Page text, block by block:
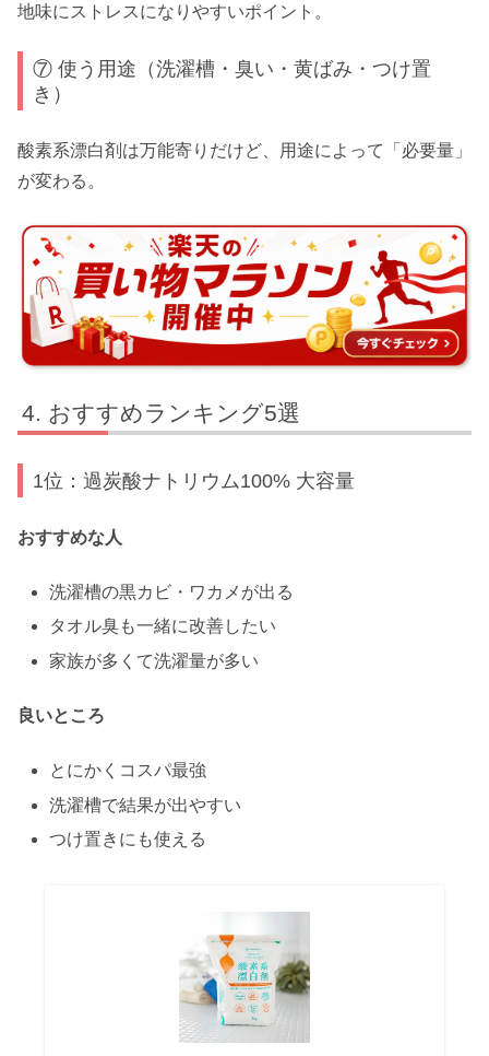
地味にストレスになりやすいポイント。
⑦ 使う用途（洗濯槽・臭い・黄ばみ・つけ置
き）
酸素系漂白剤は万能寄りだけど、用途によって「必要量」
が変わる。
おすすめランキング5選
1位：過炭酸ナトリウム100% 大容量
おすすめな人
洗濯槽の黒カビ・ワカメが出る
タオル臭も一緒に改善したい
家族が多くて洗濯量が多い
良いところ
とにかくコスパ最強
洗濯槽で結果が出やすい
つけ置きにも使える